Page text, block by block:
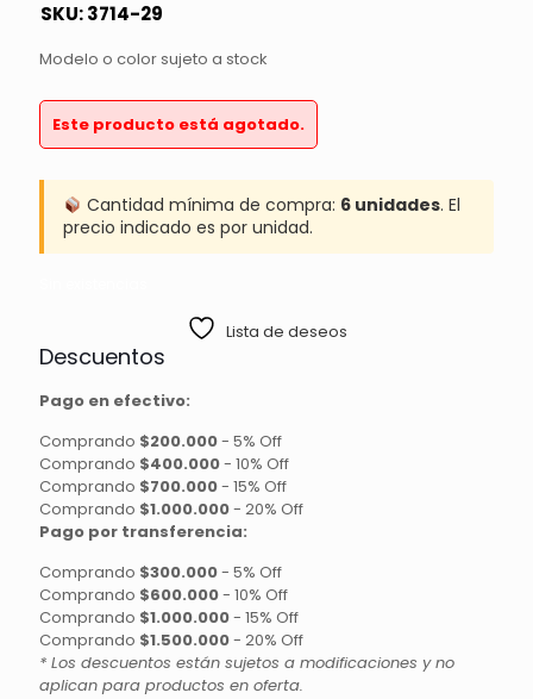
SKU:3714-29
Modelo o color sujeto a stock
Este producto está agotado.
Cantidad mínima de compra: 6 unidades. El
precio indicado es por unidad.
Lista de deseos
Descuentos
Pago en efectivo:
Comprando $200.000- 5% Off
Comprando $400.000- 10% Off
Comprando $700.000- 15% Off
Comprando $1.000.000- 20% Off
Pago por transferencia:
Comprando $300.000- 5% Off
Comprando $600.000- 10% Off
Comprando $1.000.000- 15% Off
Comprando $1.500.000- 20% Off
* Los descuentos están sujetos a modificaciones y no
aplican para productos en oferta.